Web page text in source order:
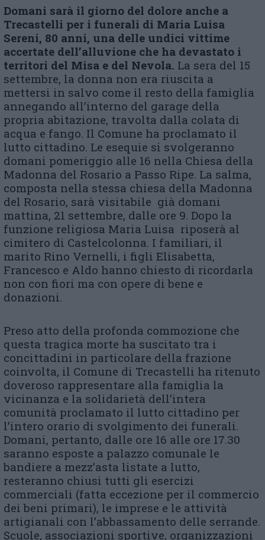
Domani sarà il giorno del dolore anche a
Trecastelli per i funerali di Maria Luisa
Sereni, 80 anni, una delle undici vittime
accertate dell’alluvione che ha devastato i
territori del Misa e del Nevola. La sera del 15
settembre, la donna non era riuscita a
mettersi in salvo come il resto della famiglia
annegando all’interno del garage della
propria abitazione, travolta dalla colata di
acqua e fango. Il Comune ha proclamato il
lutto cittadino. Le esequie si svolgeranno
domani pomeriggio alle 16 nella Chiesa della
Madonna del Rosario a Passo Ripe. La salma,
composta nella stessa chiesa della Madonna
del Rosario, sarà visitabile già domani
mattina, 21 settembre, dalle ore 9. Dopo la
funzione religiosa Maria Luisa riposerà al
cimitero di Castelcolonna. I familiari, il
marito Rino Vernelli, i figli Elisabetta,
Francesco e Aldo hanno chiesto di ricordarla
non con fiori ma con opere di bene e
donazioni.
Preso atto della profonda commozione che
questa tragica morte ha suscitato tra i
concittadini in particolare della frazione
coinvolta, il Comune di Trecastelli ha ritenuto
doveroso rappresentare alla famiglia la
vicinanza e la solidarietà dell’intera
comunità proclamato il lutto cittadino per
l’intero orario di svolgimento dei funerali.
Domani, pertanto, dalle ore 16 alle ore 17.30
saranno esposte a palazzo comunale le
bandiere a mezz’asta listate a lutto,
resteranno chiusi tutti gli esercizi
commerciali (fatta eccezione per il commercio
dei beni primari), le imprese e le attività
artigianali con l’abbassamento delle serrande.
Scuole, associazioni sportive, organizzazioni